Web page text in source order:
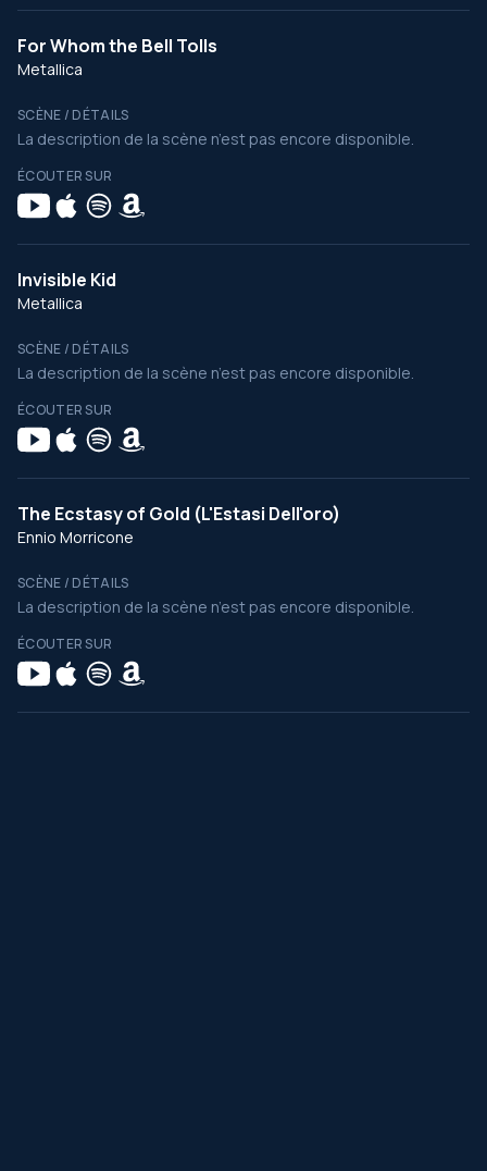
For Whom the Bell Tolls
Metallica
SCÈNE / DÉTAILS
La description de la scène n’est pas encore disponible.
ÉCOUTER SUR
Invisible Kid
Metallica
SCÈNE / DÉTAILS
La description de la scène n’est pas encore disponible.
ÉCOUTER SUR
The Ecstasy of Gold (L'Estasi Dell'oro)
Ennio Morricone
SCÈNE / DÉTAILS
La description de la scène n’est pas encore disponible.
ÉCOUTER SUR